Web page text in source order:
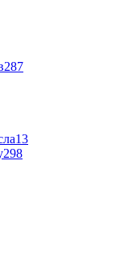
287
13
298